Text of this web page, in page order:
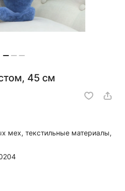
45 см
мех, текстильные материалы,